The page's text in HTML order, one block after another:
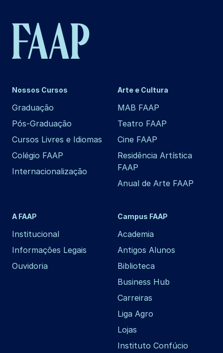
Nossos Cursos
Graduação
Pós-Graduação
Cursos Livres e Idiomas
Colégio FAAP
Internacionalização
Arte e Cultura
MAB FAAP
Teatro FAAP
Cine FAAP
Residência Artística
FAAP
Anual de Arte FAAP
A FAAP
Institucional
Informações Legais
Ouvidoria
Campus FAAP
Academia
Antigos Alunos
Biblioteca
Business Hub
Carreiras
Liga Agro
Lojas
Instituto Confúcio